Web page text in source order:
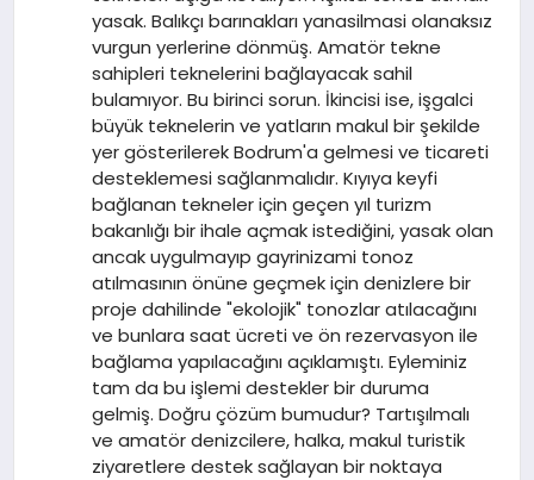
yasak. Balıkçı barınakları yanasilmasi olanaksız
vurgun yerlerine dönmüş. Amatör tekne
sahipleri teknelerini bağlayacak sahil
bulamıyor. Bu birinci sorun. İkincisi ise, işgalci
büyük teknelerin ve yatların makul bir şekilde
yer gösterilerek Bodrum'a gelmesi ve ticareti
desteklemesi sağlanmalıdır. Kıyıya keyfi
bağlanan tekneler için geçen yıl turizm
bakanlığı bir ihale açmak istediğini, yasak olan
ancak uygulmayıp gayrinizami tonoz
atılmasının önüne geçmek için denizlere bir
proje dahilinde "ekolojik" tonozlar atılacağını
ve bunlara saat ücreti ve ön rezervasyon ile
bağlama yapılacağını açıklamıştı. Eyleminiz
tam da bu işlemi destekler bir duruma
gelmiş. Doğru çözüm bumudur? Tartışılmalı
ve amatör denizcilere, halka, makul turistik
ziyaretlere destek sağlayan bir noktaya